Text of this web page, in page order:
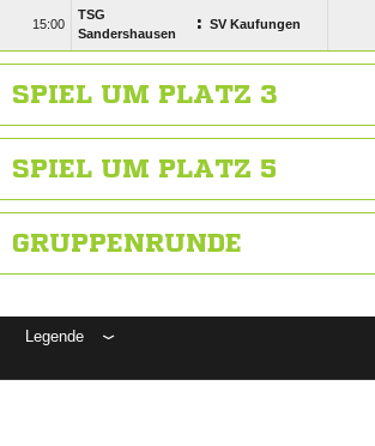

TSG
Sandershausen
: SV Kaufungen
SPIEL UM PLATZ 3
SPIEL UM PLATZ 5
GRUPPENRUNDE
Legende